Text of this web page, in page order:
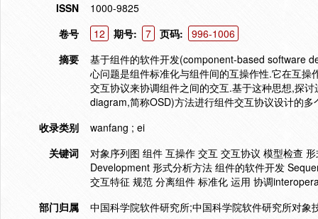
ISSN
1000-9825
卷号
12 期号: 7 页码:
996-1006
摘要
基于组件的软件开发(component-based software
心问题是组件标准化与组件间的互操作性.它在互
交互协议来协调组件之间的交互.基于这种思想,探
diagram,简称OSD)方法进行组件交互协议设计的
收录类别
wanfang ; ei
关键词
对象序列图 组件 互操作 交互 交互协议 模型检查
Development 形式分析方法 组件的软件开发
交互特征 规范 分离组件 标准化 运用 协调
部门归属
中国科学院软件研究所;中国科学院软件研究所对